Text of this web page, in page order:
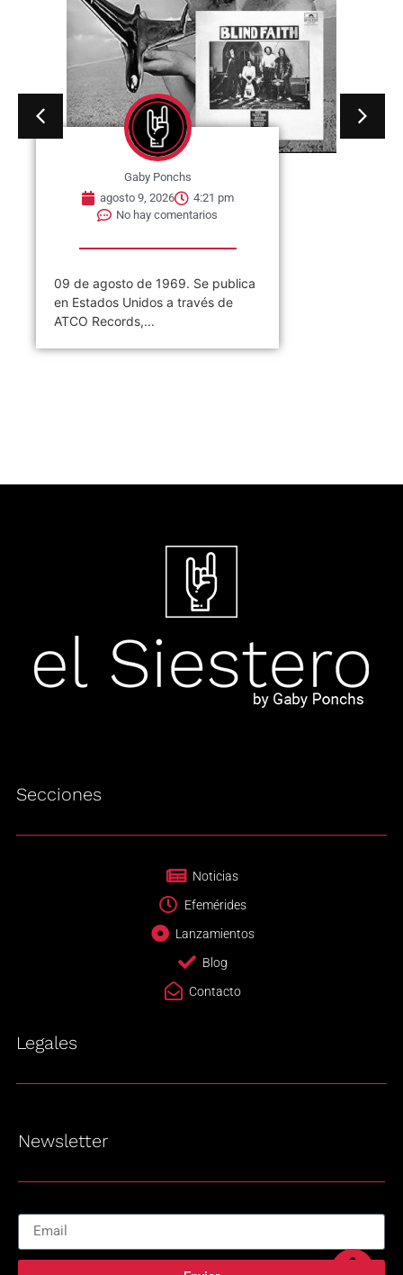
Gaby Ponchs
agosto 9, 2026
4:21 pm
No hay comentarios
09 de agosto de 1969. Se publica
en Estados Unidos a través de
ATCO Records,...
Secciones
Noticias
Efemérides
Lanzamientos
Blog
Contacto
Legales
Newsletter